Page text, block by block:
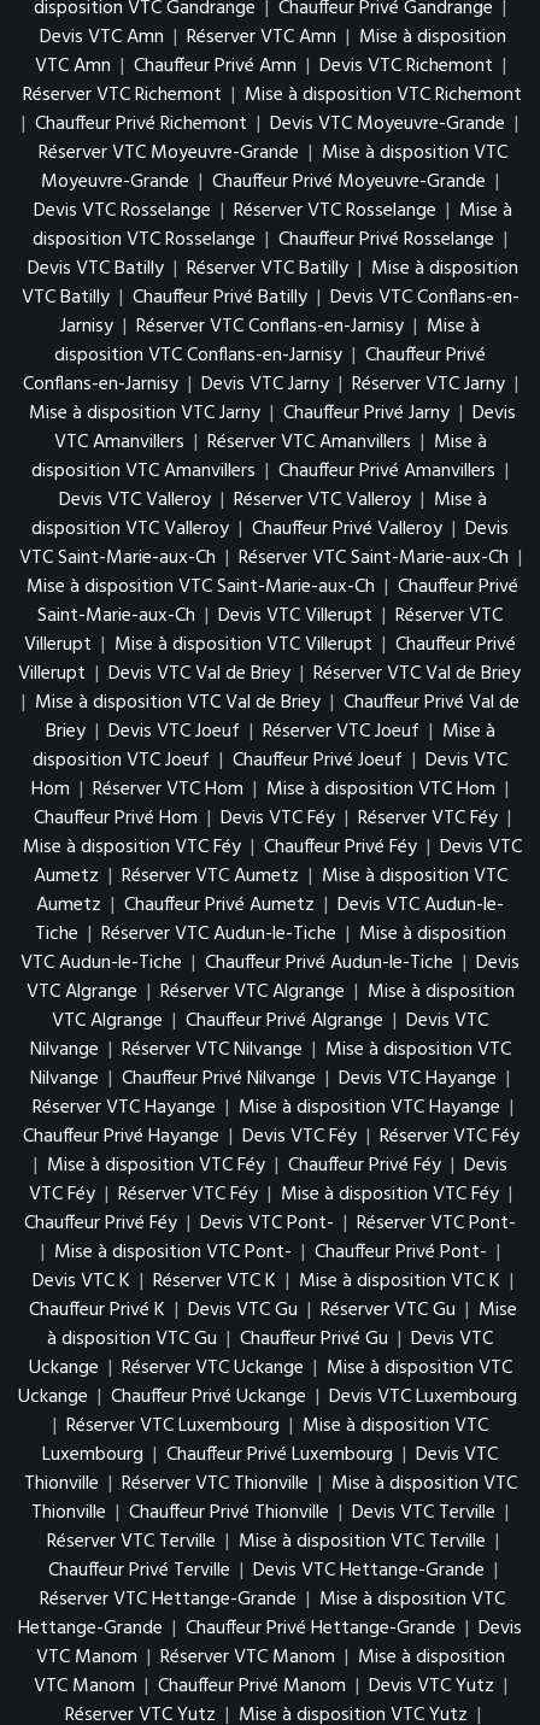
disposition VTC Gandrange | Chauffeur Privé Gandrange |
Devis VTC Amn | Réserver VTC Amn | Mise à disposition
VTC Amn | Chauffeur Privé Amn | Devis VTC Richemont |
Réserver VTC Richemont | Mise à disposition VTC Richemont
| Chauffeur Privé Richemont | Devis VTC Moyeuvre-Grande |
Réserver VTC Moyeuvre-Grande | Mise à disposition VTC
Moyeuvre-Grande | Chauffeur Privé Moyeuvre-Grande |
Devis VTC Rosselange | Réserver VTC Rosselange | Mise à
disposition VTC Rosselange | Chauffeur Privé Rosselange |
Devis VTC Batilly | Réserver VTC Batilly | Mise à disposition
VTC Batilly | Chauffeur Privé Batilly | Devis VTC Conflans-en-
Jarnisy | Réserver VTC Conflans-en-Jarnisy | Mise à
disposition VTC Conflans-en-Jarnisy | Chauffeur Privé
Conflans-en-Jarnisy | Devis VTC Jarny | Réserver VTC Jarny |
Mise à disposition VTC Jarny | Chauffeur Privé Jarny | Devis
VTC Amanvillers | Réserver VTC Amanvillers | Mise à
disposition VTC Amanvillers | Chauffeur Privé Amanvillers |
Devis VTC Valleroy | Réserver VTC Valleroy | Mise à
disposition VTC Valleroy | Chauffeur Privé Valleroy | Devis
VTC Saint-Marie-aux-Ch | Réserver VTC Saint-Marie-aux-Ch |
Mise à disposition VTC Saint-Marie-aux-Ch | Chauffeur Privé
Saint-Marie-aux-Ch | Devis VTC Villerupt | Réserver VTC
Villerupt | Mise à disposition VTC Villerupt | Chauffeur Privé
Villerupt | Devis VTC Val de Briey | Réserver VTC Val de Briey
| Mise à disposition VTC Val de Briey | Chauffeur Privé Val de
Briey | Devis VTC Joeuf | Réserver VTC Joeuf | Mise à
disposition VTC Joeuf | Chauffeur Privé Joeuf | Devis VTC
Hom | Réserver VTC Hom | Mise à disposition VTC Hom |
Chauffeur Privé Hom | Devis VTC Féy | Réserver VTC Féy |
Mise à disposition VTC Féy | Chauffeur Privé Féy | Devis VTC
Aumetz | Réserver VTC Aumetz | Mise à disposition VTC
Aumetz | Chauffeur Privé Aumetz | Devis VTC Audun-le-
Tiche | Réserver VTC Audun-le-Tiche | Mise à disposition
VTC Audun-le-Tiche | Chauffeur Privé Audun-le-Tiche | Devis
VTC Algrange | Réserver VTC Algrange | Mise à disposition
VTC Algrange | Chauffeur Privé Algrange | Devis VTC
Nilvange | Réserver VTC Nilvange | Mise à disposition VTC
Nilvange | Chauffeur Privé Nilvange | Devis VTC Hayange |
Réserver VTC Hayange | Mise à disposition VTC Hayange |
Chauffeur Privé Hayange | Devis VTC Féy | Réserver VTC Féy
| Mise à disposition VTC Féy | Chauffeur Privé Féy | Devis
VTC Féy | Réserver VTC Féy | Mise à disposition VTC Féy |
Chauffeur Privé Féy | Devis VTC Pont- | Réserver VTC Pont-
| Mise à disposition VTC Pont- | Chauffeur Privé Pont- |
Devis VTC K | Réserver VTC K | Mise à disposition VTC K |
Chauffeur Privé K | Devis VTC Gu | Réserver VTC Gu | Mise
à disposition VTC Gu | Chauffeur Privé Gu | Devis VTC
Uckange | Réserver VTC Uckange | Mise à disposition VTC
Uckange | Chauffeur Privé Uckange | Devis VTC Luxembourg
| Réserver VTC Luxembourg | Mise à disposition VTC
Luxembourg | Chauffeur Privé Luxembourg | Devis VTC
Thionville | Réserver VTC Thionville | Mise à disposition VTC
Thionville | Chauffeur Privé Thionville | Devis VTC Terville |
Réserver VTC Terville | Mise à disposition VTC Terville |
Chauffeur Privé Terville | Devis VTC Hettange-Grande |
Réserver VTC Hettange-Grande | Mise à disposition VTC
Hettange-Grande | Chauffeur Privé Hettange-Grande | Devis
VTC Manom | Réserver VTC Manom | Mise à disposition
VTC Manom | Chauffeur Privé Manom | Devis VTC Yutz |
Réserver VTC Yutz | Mise à disposition VTC Yutz |